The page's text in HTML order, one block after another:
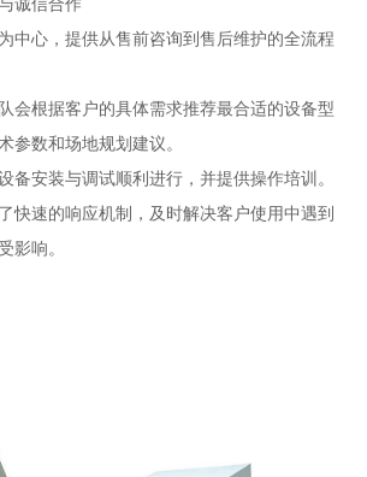
诚信合作
中心，提供从售前咨询到售后维护的全流程
会根据客户的具体需求推荐最合适的设备型
参数和场地规划建议。
备安装与调试顺利进行，并提供操作培训。
快速的响应机制，及时解决客户使用中遇到
影响。